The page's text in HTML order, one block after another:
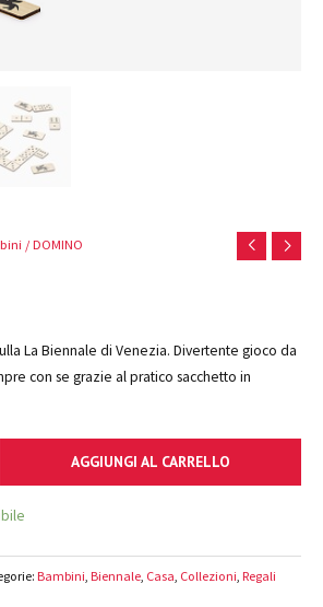
/ DOMINO
La Biennale di Venezia. Divertente gioco da
con se grazie al pratico sacchetto in
AGGIUNGI AL CARRELLO
Bambini, Biennale, Casa, Collezioni, Regali